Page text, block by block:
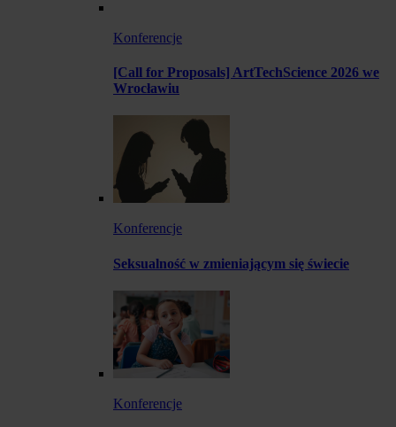
Konferencje
[Call for Proposals] ArtTechScience 2026 we
Wrocławiu
Konferencje
Seksualność w zmieniającym się świecie
Konferencje